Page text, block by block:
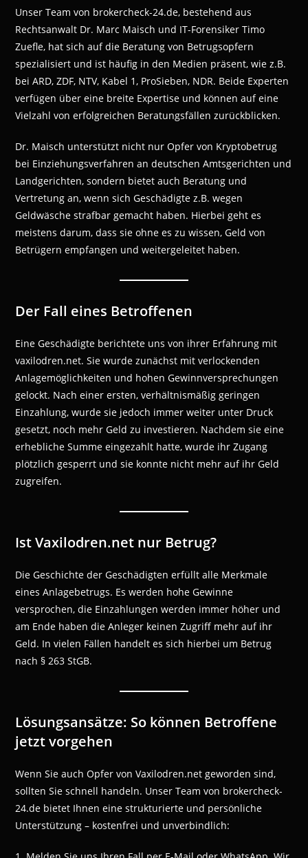
Unser Team von brokercheck-24.de, bestehend aus
Rechtsanwalt Dr. Marc Maisch und IT-Forensiker Timo
Zuefle, hat sich auf die Beratung von Betrugsopfern
spezialisiert und ist häufig in den Medien präsent, wie z.B.
bei ARD, ZDF, NTV, Kabel 1, ProSieben, NDR. Beide Experten
verfügen über eine breite Expertise und können auf eine
Vielzahl von erfolgreichen Beratungsfällen zurückblicken.
Dr. Maisch unterstützt nicht nur Opfer von Kryptobetrug
bei Einziehungsverfahren an deutschen Amtsgerichten und
Landgerichten, sondern bietet auch Beratung und
Vertretung an, wenn sich Geschädigte z.B. wegen
Geldwäsche strafbar gemacht haben. Hierbei geht es
meistens darum, dass sie ohne es zu wissen, Geld von
Betrügern empfangen und weitergeleitet haben.
Der Fall eines Betroffenen
Eine Geschädigte berichtete uns von ihrer Erfahrung mit
vaxilodren.net. Sie wurde zunächst mit verlockenden
Anlagemöglichkeiten und hohen Gewinnversprechungen
gelockt. Nach einer ersten, verhältnismäßig geringen
Einzahlung, wurde sie jedoch immer weiter unter Druck
gesetzt, noch mehr Geld zu investieren. Nachdem sie eine
erhebliche Summe eingezahlt hatte, wurde ihr Zugang
plötzlich gesperrt und sie konnte nicht mehr auf ihr Geld
zugreifen.
Ist Vaxilodren.net nur Betrug?
Die Geschichte der Geschädigten erfüllt alle Merkmale
eines Anlagebetrugs. Es werden hohe Gewinne
versprochen, die Einzahlungen werden immer höher und
am Ende haben die Anleger keinen Zugriff mehr auf ihr
Geld. In vielen Fällen handelt es sich hierbei um Betrug
nach § 263 StGB.
Lösungsansätze: So können Betroffene
jetzt vorgehen
Wenn Sie auch Opfer von Vaxilodren.net geworden sind,
sollten Sie schnell handeln. Unser Team von brokercheck-
24.de bietet Ihnen eine strukturierte und persönliche
Unterstützung – kostenfrei und unverbindlich: